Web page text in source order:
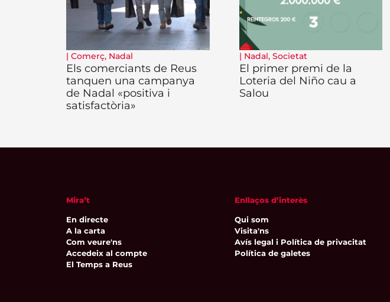
| Comerç, Nadal
Els comerciants de Reus
tanquen una campanya
de Nadal «positiva i
satisfactòria»
| Nadal, Societat
El primer premi de la
Loteria del Niño cau a
Salou
Mira’t
En directe
A la carta
Com veure'ns
Accedeix al compte
El Temps a Reus
Enllaços d’interès
Qui som
Visita'ns
Avís legal i Política de privacitat
Política de galetes